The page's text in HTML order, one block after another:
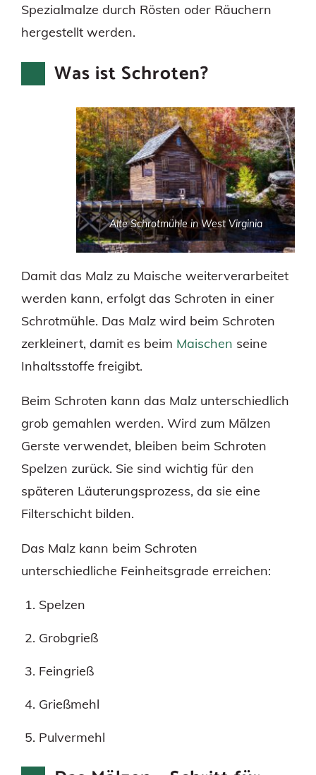
Spezialmalze durch Rösten oder Räuchern
hergestellt werden.
Was ist Schroten?
Alte Schrotmühle in West Virginia
Damit das Malz zu Maische weiterverarbeitet
werden kann, erfolgt das Schroten in einer
Schrotmühle. Das Malz wird beim Schroten
zerkleinert, damit es beim Maischen seine
Inhaltsstoffe freigibt.
Beim Schroten kann das Malz unterschiedlich
grob gemahlen werden. Wird zum Mälzen
Gerste verwendet, bleiben beim Schroten
Spelzen zurück. Sie sind wichtig für den
späteren Läuterungsprozess, da sie eine
Filterschicht bilden.
Das Malz kann beim Schroten
unterschiedliche Feinheitsgrade erreichen:
Spelzen
Grobgrieß
Feingrieß
Grießmehl
Pulvermehl